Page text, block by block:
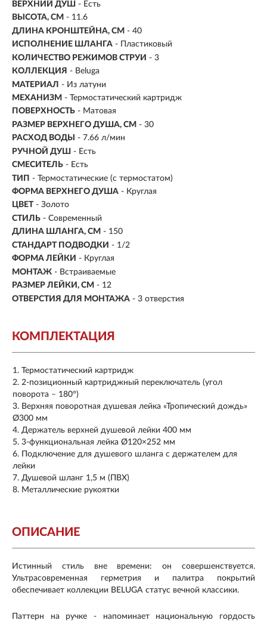
ВЕРХНИЙ ДУШ - Есть
ВЫСОТА, СМ - 11.6
ДЛИНА КРОНШТЕЙНА, СМ - 40
ИСПОЛНЕНИЕ ШЛАНГА - Пластиковый
КОЛИЧЕСТВО РЕЖИМОВ СТРУИ - 3
КОЛЛЕКЦИЯ - Beluga
МАТЕРИАЛ - Из латуни
МЕХАНИЗМ - Термостатический картридж
ПОВЕРХНОСТЬ - Матовая
РАЗМЕР ВЕРХНЕГО ДУША, СМ - 30
РАСХОД ВОДЫ
- 7.66 л/мин
РУЧНОЙ ДУШ - Есть
СМЕСИТЕЛЬ - Есть
ТИП - Термостатические (с термостатом)
ФОРМА ВЕРХНЕГО ДУША - Круглая
ЦВЕТ - Золото
СТИЛЬ - Современный
ДЛИНА ШЛАНГА, СМ - 150
СТАНДАРТ ПОДВОДКИ - 1/2
ФОРМА ЛЕЙКИ - Круглая
МОНТАЖ - Встраиваемые
РАЗМЕР ЛЕЙКИ, СМ - 12
ОТВЕРСТИЯ ДЛЯ МОНТАЖА - 3 отверстия
КОМПЛЕКТАЦИЯ
Термостатический картридж
2-позиционный картриджный переключатель (угол
поворота – 180°)
Верхняя поворотная душевая лейка «Тропический дождь»
Ø300 мм
Держатель верхней душевой лейки 400 мм
3-функциональная лейка Ø120×252 мм
Подключение для душевого шланга с держателем для
лейки
Душевой шланг 1,5 м (ПВХ)
Металлические рукоятки
ОПИСАНИЕ
Истинный стиль вне времени: он совершенствуется.
Ультрасовременная герметрия и палитра покрытий
обеспечивает коллекции BELUGA статус вечной классики.
Паттерн на ручке - напоминает национальную гордость